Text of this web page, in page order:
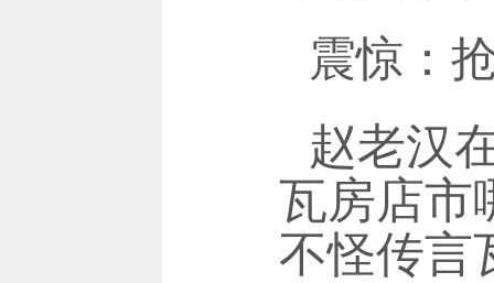
震惊：
赵老汉
瓦房店市
不怪传言